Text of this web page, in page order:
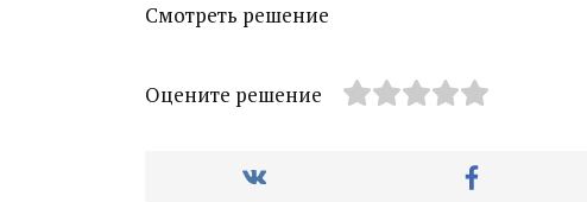
Смотреть решение
Оцените решение